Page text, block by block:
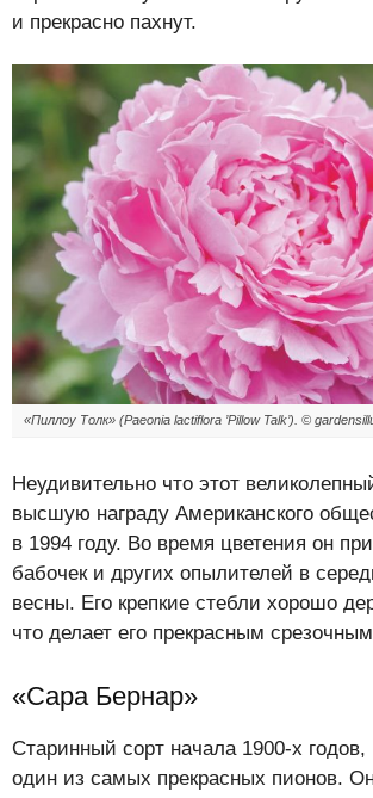
и прекрасно пахнут.
«Пиллоу Толк» (Paeonia lactiflora ’Pillow Talk’). ©
Неудивительно что этот
высшую награду Американского
в 1994 году. Во время цветения он
бабочек и других опылителей в
весны. Его крепкие стебли хорошо
что делает его прекрасным
«Сара Бернар»
Старинный сорт начала 1900-х
один из самых прекрасных пионов.